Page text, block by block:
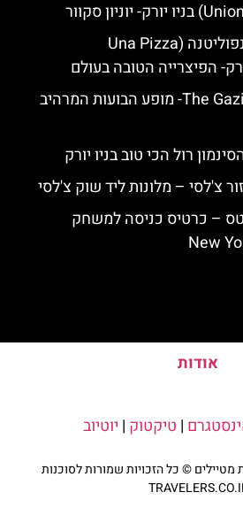
פיצרייה אונה פיצה נפוליטנה (Una Pizza
The Gazillion Bubble Show- מופע הבועות המרהיב
צ'לסי – מלונות ליד שוק צ'לסי
– כרטיס כניסה למשחק
אודות
| טיקטוק | יוטיוב
© כל הזכויות שמורות לסוכנות